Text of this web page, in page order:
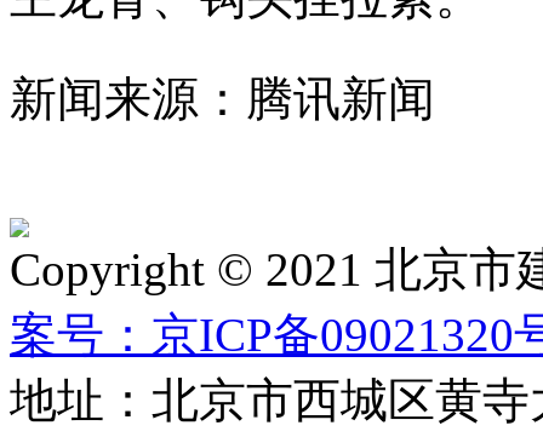
新闻来源：腾讯新闻
Copyright © 2021 北京
案号：京ICP备09021320
地址：北京市西城区黄